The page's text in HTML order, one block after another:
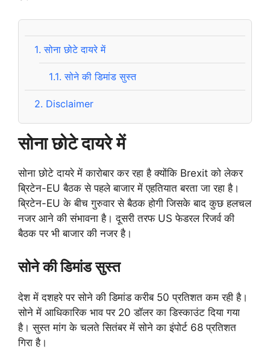
1. सोना छोटे दायरे में
1.1. सोने की डिमांड सुस्त
2. Disclaimer
सोना छोटे दायरे में
सोना छोटे दायरे में कारोबार कर रहा है क्योंकि Brexit को लेकर
ब्रिटेन-EU बैठक से पहले बाजार में एहतियात बरता जा रहा है।
ब्रिटेन-EU के बीच गुरुवार से बैठक होगी जिसके बाद कुछ हलचल
नजर आने की संभावना है। दूसरी तरफ US फेडरल रिजर्व की
बैठक पर भी बाजार की नजर है।
सोने की डिमांड सुस्त
देश में दशहरे पर सोने की डिमांड करीब 50 प्रतिशत कम रही है।
सोने में आधिकारिक भाव पर 20 डॉलर का डिस्काउंट दिया गया
है। सुस्त मांग के चलते सितंबर में सोने का इंपोर्ट 68 प्रतिशत
गिरा है।